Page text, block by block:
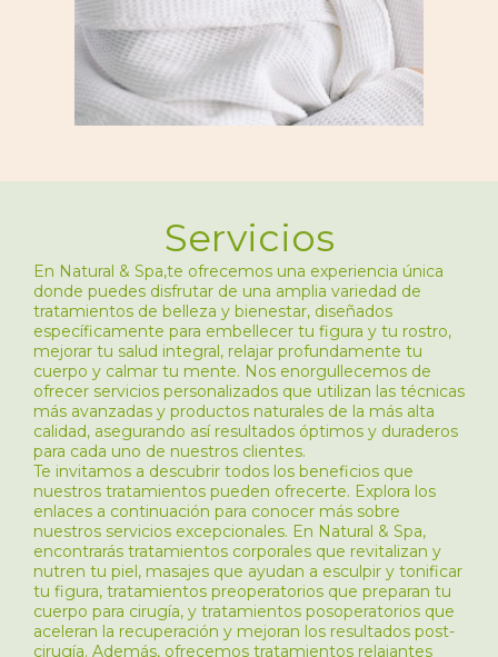
Servicios
En Natural & Spa,te ofrecemos una experiencia única
donde puedes disfrutar de una amplia variedad de
tratamientos de belleza y bienestar, diseñados
específicamente para embellecer tu figura y tu rostro,
mejorar tu salud integral, relajar profundamente tu
cuerpo y calmar tu mente. Nos enorgullecemos de
ofrecer servicios personalizados que utilizan las técnicas
más avanzadas y productos naturales de la más alta
calidad, asegurando así resultados óptimos y duraderos
para cada uno de nuestros clientes.
Te invitamos a descubrir todos los beneficios que
nuestros tratamientos pueden ofrecerte. Explora los
enlaces a continuación para conocer más sobre
nuestros servicios excepcionales. En Natural & Spa,
encontrarás tratamientos corporales que revitalizan y
nutren tu piel, masajes que ayudan a esculpir y tonificar
tu figura, tratamientos preoperatorios que preparan tu
cuerpo para cirugía, y tratamientos posoperatorios que
aceleran la recuperación y mejoran los resultados post-
cirugía. Además, ofrecemos tratamientos relajantes